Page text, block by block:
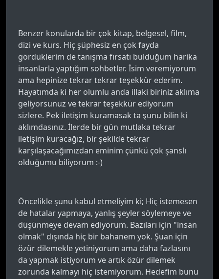
Benzer konularda bir çok kitap, belgesel, film,
dizi ve kurs. Hiç şüphesiz en çok fayda
gördüklerim de tanışma fırsatı bulduğum harika
insanlarla yaptığım sohbetler. İsim veremiyorum
ama hepinize tekrar tekrar teşekkür ederim.
Hayatımda ki her olumlu anda illaki biriniz aklıma
geliyorsunuz ve tekrar teşekkür ediyorum
sizlere. Pek iletişim kuramasak ta şunu bilin ki
aklımdasınız. İlerde bir gün mutlaka tekrar
iletişim kuracağız, bir şekilde tekrar
karşılaşacağımızdan eminim çünkü çok şanslı
olduğumu biliyorum :-)
Öncelikle şunu kabul etmeliyim ki; Hiç istemesen
de hatalar yapmaya, yanlış şeyler söylemeye ve
düşünmeye devam ediyorum. Bazıları için "insan
olmak" dışında hiç bir bahanem yok. Şuan için
özür dilemekle yetiniyorum ama daha fazlasını
da yapmak istiyorum ve artık özür dilemek
zorunda kalmayı hiç istemiyorum. Hedefim bunu